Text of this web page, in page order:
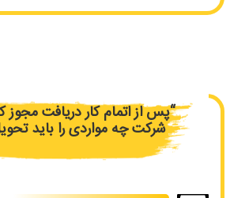
“پس از اتمام کار دریافت مجوز
شرکت چه مواردی را باید